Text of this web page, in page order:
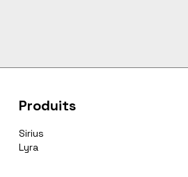
Produits
Sirius
Lyra